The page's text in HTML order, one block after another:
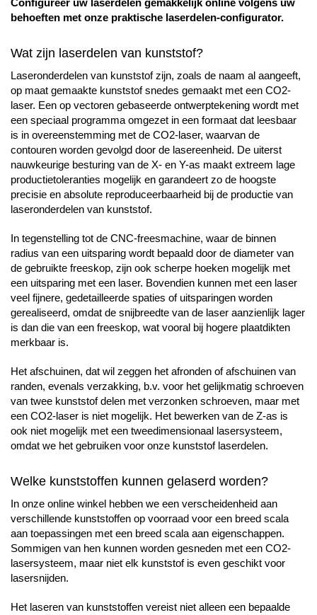
Configureer uw laserdelen gemakkelijk online volgens uw
behoeften met onze praktische laserdelen-configurator.
Wat zijn laserdelen van kunststof?
Laseronderdelen van kunststof zijn, zoals de naam al aangeeft,
op maat gemaakte kunststof snedes gemaakt met een CO2-
laser. Een op vectoren gebaseerde ontwerptekening wordt met
een speciaal programma omgezet in een formaat dat leesbaar
is in overeenstemming met de CO2-laser, waarvan de
contouren worden gevolgd door de lasereenheid. De uiterst
nauwkeurige besturing van de X- en Y-as maakt extreem lage
productietoleranties mogelijk en garandeert zo de hoogste
precisie en absolute reproduceerbaarheid bij de productie van
laseronderdelen van kunststof.
In tegenstelling tot de CNC-freesmachine, waar de binnen
radius van een uitsparing wordt bepaald door de diameter van
de gebruikte freeskop, zijn ook scherpe hoeken mogelijk met
een uitsparing met een laser. Bovendien kunnen met een laser
veel fijnere, gedetailleerde spaties of uitsparingen worden
gerealiseerd, omdat de snijbreedte van de laser aanzienlijk lager
is dan die van een freeskop, wat vooral bij hogere plaatdikten
merkbaar is.
Het afschuinen, dat wil zeggen het afronden of afschuinen van
randen, evenals verzakking, b.v. voor het gelijkmatig schroeven
van twee kunststof delen met verzonken schroeven, maar met
een CO2-laser is niet mogelijk. Het bewerken van de Z-as is
ook niet mogelijk met een tweedimensionaal lasersysteem,
omdat we het gebruiken voor onze kunststof laserdelen.
Welke kunststoffen kunnen gelaserd worden?
In onze online winkel hebben we een verscheidenheid aan
verschillende kunststoffen op voorraad voor een breed scala
aan toepassingen met een breed scala aan eigenschappen.
Sommigen van hen kunnen worden gesneden met een CO2-
lasersysteem, maar niet elk kunststof is even geschikt voor
lasersnijden.
Het laseren van kunststoffen vereist niet alleen een bepaalde